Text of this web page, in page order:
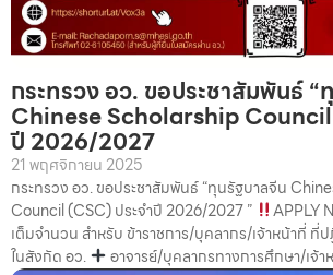
กระทรวง อว. ขอประชาสัมพันธ์ “
Chinese Scholarship Council
ปี 2026/2027
21 พฤศจิกายน 2025
กระทรวง อว. ขอประชาสัมพันธ์ “ทุนรัฐบาลจีน
Council (CSC) ประจำปี 2026/2027 ”
APPLY
เต็มจำนวน สำหรับ ข้าราชการ/บุคลากร/เจ้าหน้าที่
ในสังกัด อว.
อาจารย์/บุคลากรทางการศึกษา/เจ้า